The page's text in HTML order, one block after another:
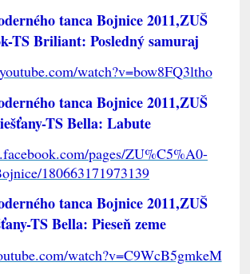
tanca Bojnice 2011,ZUŠ
TS Briliant: Posledný samuraj
watch?v=bow8FQ3ltho
tanca Bojnice 2011,ZUŠ
TS Bella: Labute
pages/ZU%C5%A0-
180663171973139
tanca Bojnice 2011,ZUŠ
TS Bella: Pieseň zeme
watch?v=C9WcB5gmkeM